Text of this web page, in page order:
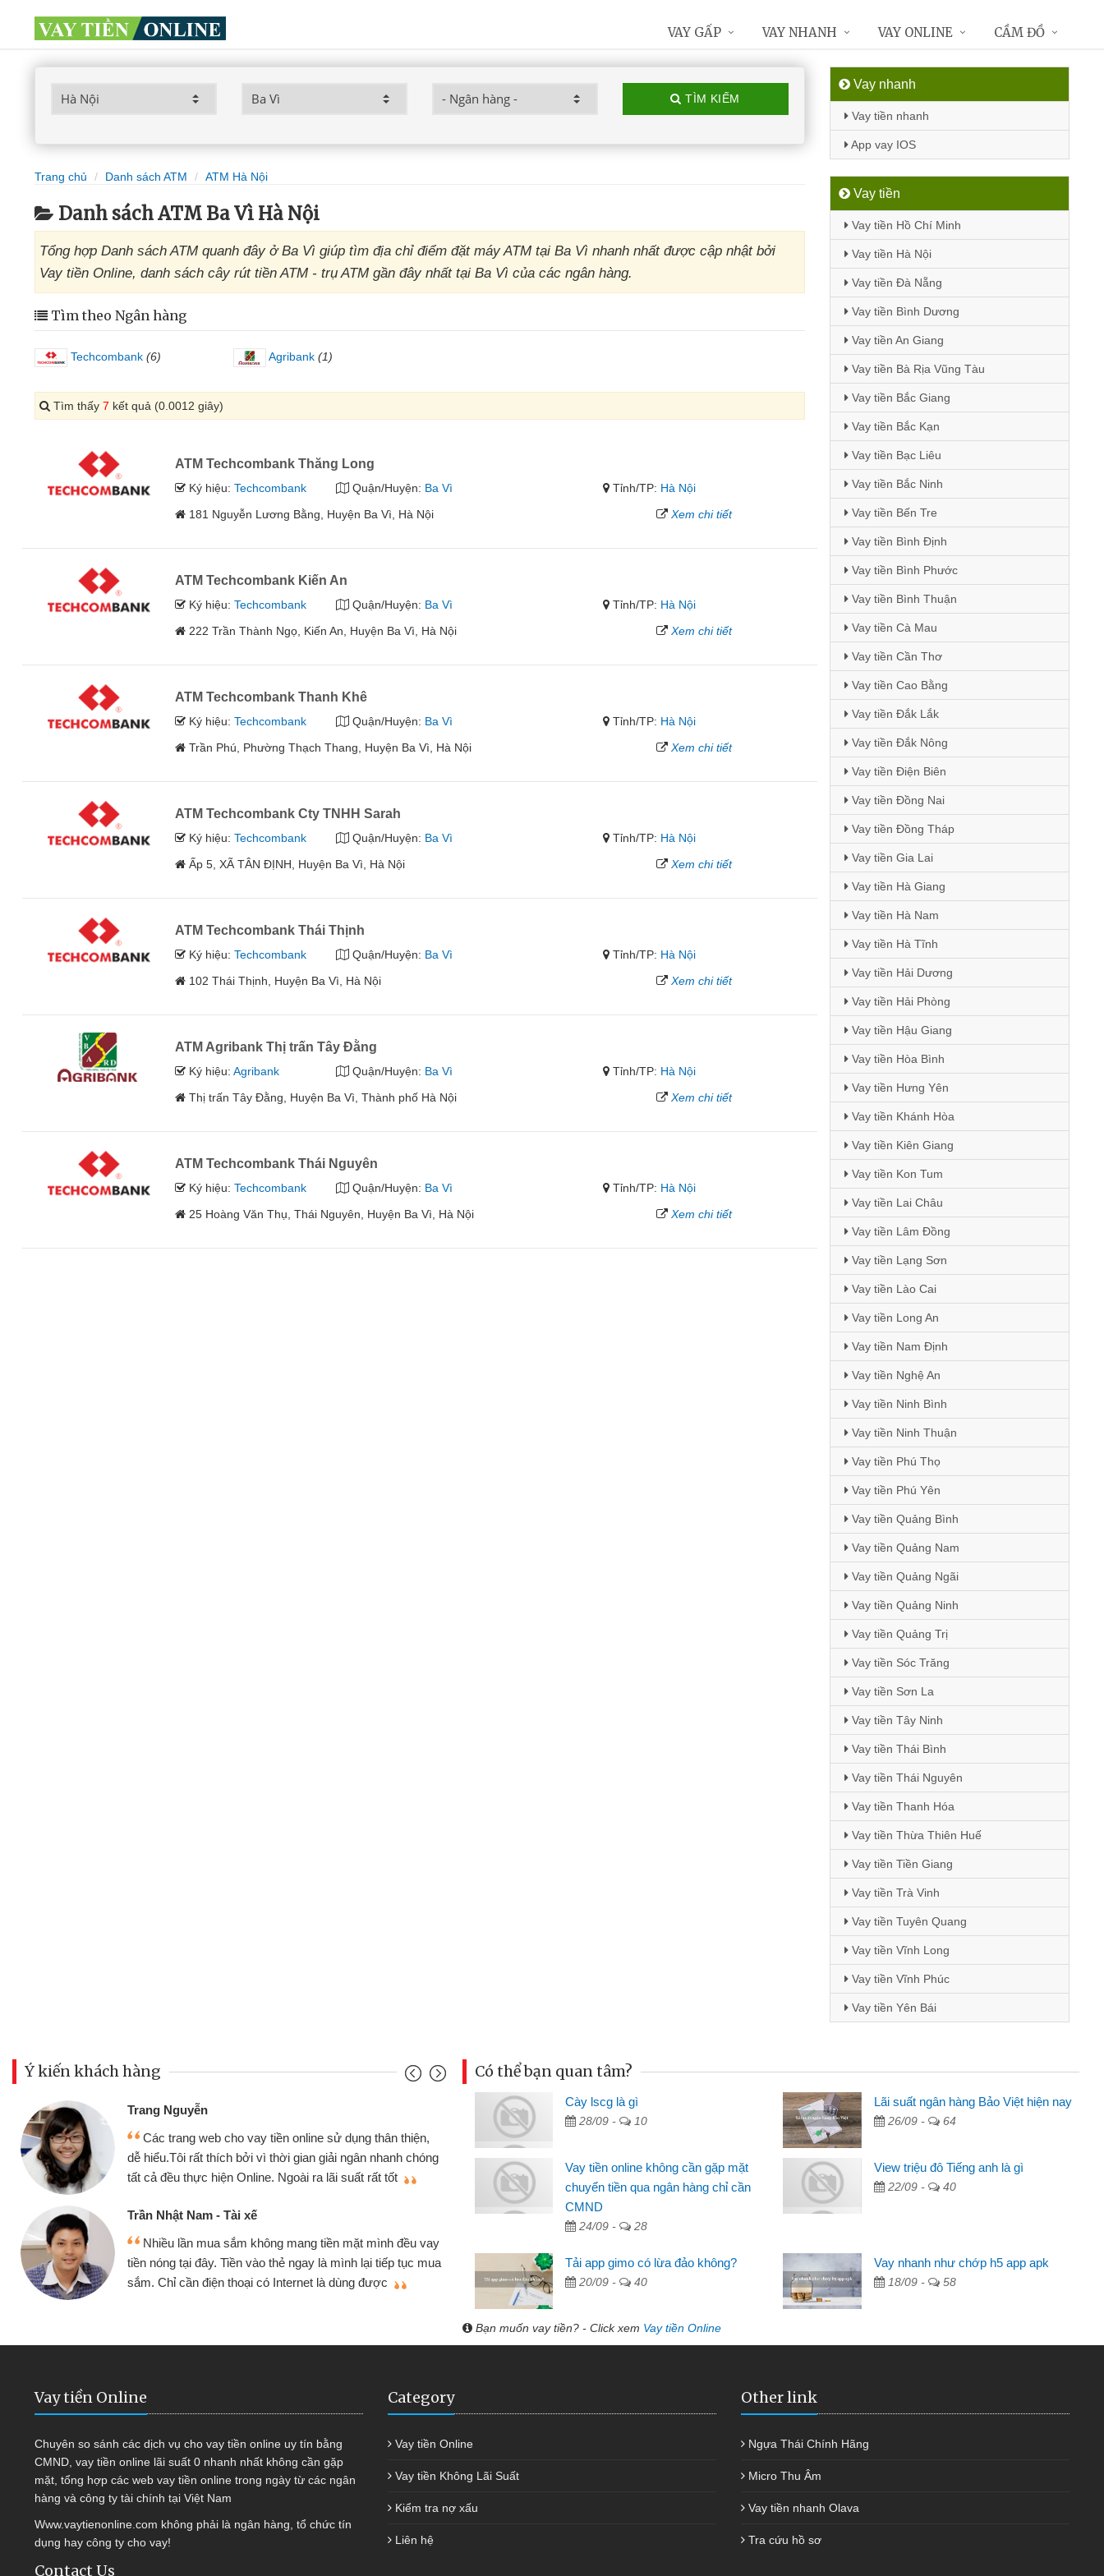
TÌM KIẾM
Trang chủ Danh sách ATM ATM Hà Nội
Danh sách ATM Ba Vì Hà Nội
Tổng hợp Danh sách ATM quanh đây ở Ba Vì giúp tìm địa chỉ điểm đặt máy ATM tại Ba Vì nhanh nhất được cập nhật bởi
Vay tiền Online, danh sách cây rút tiền ATM - trụ ATM gần đây nhất tại Ba Vì của các ngân hàng.
Tìm theo Ngân hàng
Techcombank (6) Agribank (1)
Tìm thấy 7 kết quả (0.0012 giây)
ATM Techcombank Thăng Long
Ký hiệu:Techcombank Quận/Huyện: Ba Vì Tỉnh/TP: Hà Nội
181 Nguyễn Lương Bằng, Huyện Ba Vì, Hà Nội
Xem chi tiết
ATM Techcombank Kiến An
Ký hiệu:Techcombank Quận/Huyện: Ba Vì Tỉnh/TP: Hà Nội
222 Trần Thành Ngọ, Kiến An, Huyện Ba Vì, Hà Nội
Xem chi tiết
ATM Techcombank Thanh Khê
Ký hiệu:Techcombank Quận/Huyện: Ba Vì Tỉnh/TP: Hà Nội
Trần Phú, Phường Thạch Thang, Huyện Ba Vì, Hà Nội
Xem chi tiết
ATM Techcombank Cty TNHH Sarah
Ký hiệu:Techcombank Quận/Huyện: Ba Vì Tỉnh/TP: Hà Nội
Ấp 5, XÃ TÂN ĐỊNH, Huyện Ba Vì, Hà Nội
Xem chi tiết
ATM Techcombank Thái Thịnh
Ký hiệu:Techcombank Quận/Huyện: Ba Vì Tỉnh/TP: Hà Nội
102 Thái Thịnh, Huyện Ba Vì, Hà Nội
Xem chi tiết
ATM Agribank Thị trấn Tây Đằng
Ký hiệu:Agribank Quận/Huyện: Ba Vì Tỉnh/TP: Hà Nội
Thị trấn Tây Đằng, Huyện Ba Vì, Thành phố Hà Nội
Xem chi tiết
ATM Techcombank Thái Nguyên
Ký hiệu:Techcombank Quận/Huyện: Ba Vì Tỉnh/TP: Hà Nội
25 Hoàng Văn Thụ, Thái Nguyên, Huyện Ba Vì, Hà Nội
Xem chi tiết
Vay nhanh
Vay tiền nhanh
App vay IOS
Vay tiền
Vay tiền Hồ Chí Minh
Vay tiền Hà Nội
Vay tiền Đà Nẵng
Vay tiền Bình Dương
Vay tiền An Giang
Vay tiền Bà Rịa Vũng Tàu
Vay tiền Bắc Giang
Vay tiền Bắc Kạn
Vay tiền Bạc Liêu
Vay tiền Bắc Ninh
Vay tiền Bến Tre
Vay tiền Bình Định
Vay tiền Bình Phước
Vay tiền Bình Thuận
Vay tiền Cà Mau
Vay tiền Cần Thơ
Vay tiền Cao Bằng
Vay tiền Đắk Lắk
Vay tiền Đắk Nông
Vay tiền Điện Biên
Vay tiền Đồng Nai
Vay tiền Đồng Tháp
Vay tiền Gia Lai
Vay tiền Hà Giang
Vay tiền Hà Nam
Vay tiền Hà Tĩnh
Vay tiền Hải Dương
Vay tiền Hải Phòng
Vay tiền Hậu Giang
Vay tiền Hòa Bình
Vay tiền Hưng Yên
Vay tiền Khánh Hòa
Vay tiền Kiên Giang
Vay tiền Kon Tum
Vay tiền Lai Châu
Vay tiền Lâm Đồng
Vay tiền Lạng Sơn
Vay tiền Lào Cai
Vay tiền Long An
Vay tiền Nam Định
Vay tiền Nghệ An
Vay tiền Ninh Bình
Vay tiền Ninh Thuận
Vay tiền Phú Thọ
Vay tiền Phú Yên
Vay tiền Quảng Bình
Vay tiền Quảng Nam
Vay tiền Quảng Ngãi
Vay tiền Quảng Ninh
Vay tiền Quảng Trị
Vay tiền Sóc Trăng
Vay tiền Sơn La
Vay tiền Tây Ninh
Vay tiền Thái Bình
Vay tiền Thái Nguyên
Vay tiền Thanh Hóa
Vay tiền Thừa Thiên Huế
Vay tiền Tiền Giang
Vay tiền Trà Vinh
Vay tiền Tuyên Quang
Vay tiền Vĩnh Long
Vay tiền Vĩnh Phúc
Vay tiền Yên Bái
VAY GẤP VAY NHANH VAY ONLINE CẦM ĐỒ
Ý kiến khách hàng
tiền online sử dụng thân thiện,
thời gian giải ngân nhanh chóng
Ngoài ra lãi suất rất tốt
mang tiền mặt mình đều vay
thẻ ngay là mình lại tiếp tục mua
có Internet là dùng được
Mình cần tiền gấp nên định cầm cố chiếc xe wave
nhưng thật may đã có gói vay tiền bằng CMND online
không cần gặp mặt nên rất tiện lợi, sẽ giới thiệu cho bạn
Tôi kinh doanh buôn bán nhỏ lẻ nhiều lúc cần vốn nhập
hàng, nhờ biết đến website qua bạn bè giới thiệu tôi đã giải
quyết được công việc của mình nhanh chóng
Mai Lan - Sinh viên
Tôi biết đến thông qua quảng cáo trên facebook. Tôi là
sinh viên nên cần đóng tiền nhà, sinh nhật bạn bè, mà đọc
thấy thủ tục nhanh gọn nên tôi quyết định vay
Lâm Minh Chánh
cần có 2 triệu để giải quyết việc riêng, trong 1-2 ngày tôi trả
được thôi. Cảm ơn đã giúp tôi kịp thời và nhanh chóng
Có thể bạn quan tâm?
Cày lscg là gì
28/09 - 10
Lãi suất ngân hàng Bảo Việt hiện nay
26/09 - 64
Vay tiền online không cần gặp mặt
chuyển tiền qua ngân hàng chỉ cần
CMND
24/09 - 28
View triệu đô Tiếng anh là gì
22/09 - 40
Tải app gimo có lừa đảo không?
20/09 - 40
Vay nhanh như chớp h5 app apk
18/09 - 58
Bạn muốn vay tiền? - Click xem Vay tiền Online
Vay tiền Online
Chuyên so sánh các dịch vụ cho vay tiền online uy tín bằng
CMND, vay tiền online lãi suất 0 nhanh nhất không cần gặp
mặt, tổng hợp các web vay tiền online trong ngày từ các ngân
hàng và công ty tài chính tại Việt Nam
Www.vaytienonline.com không phải là ngân hàng, tổ chức tín
dụng hay công ty cho vay!
Contact Us
Category
Vay tiền Online
Vay tiền Không Lãi Suất
Kiểm tra nợ xấu
Liên hệ
Other link
Ngựa Thái Chính Hãng
Micro Thu Âm
Vay tiền nhanh Olava
Tra cứu hồ sơ